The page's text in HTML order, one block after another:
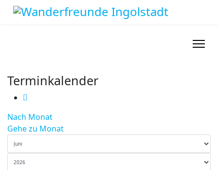
Terminkalender
Nach Monat
Gehe zu Monat